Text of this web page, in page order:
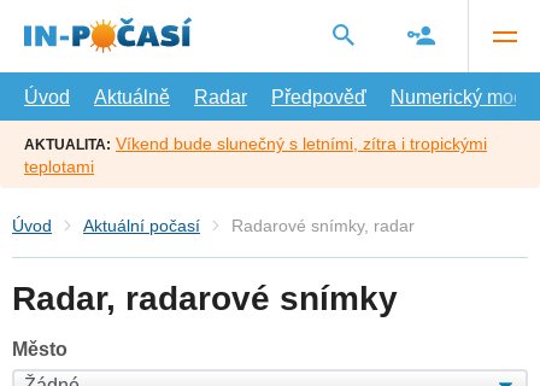
hlavní
Úvod
Aktuálně Radar Předpověď Numerický model
AKTUALITA: Víkend bude slunečný s letními, zítra i tropickými
teplotami
Úvod Aktuální počasí Radarové snímky, radar
Radar, radarové snímky
Město